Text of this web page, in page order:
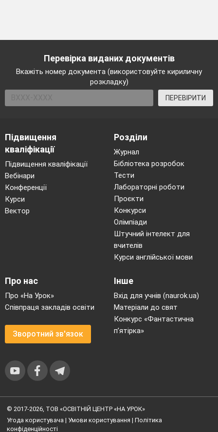
Перевірка виданих документів
Вкажіть номер документа (використовуйте кириличну
розкладку)
ПЕРЕВІРИТИ
Підвищення
кваліфікації
Підвищення кваліфікації
Вебінари
Конференції
Курси
Вектор
Розділи
Журнал
Бібліотека розробок
Тести
Лабораторні роботи
Проєкти
Конкурси
Олімпіади
Штучний інтелект для
вчителів
Курси англійської мови
Про нас
Про «На Урок»
Співпраця закладів освіти
Зворотний зв'язок
Інше
Вхід для учнів (naurok.ua)
Матеріали до свят
Конкурс «Фантастична
п’ятірка»
© 2017-2026, ТОВ «ОСВІТНІЙ ЦЕНТР «НА УРОК»
Угода користувача | Умови користування | Політика
конфіденційності